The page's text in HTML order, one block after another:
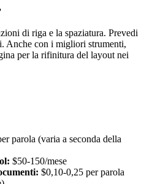
di riga e la spaziatura. Prevedi
Anche con i migliori strumenti,
per la rifinitura del layout nei
parola (varia a seconda della
$50-150/mese
$0,10-0,25 per parola